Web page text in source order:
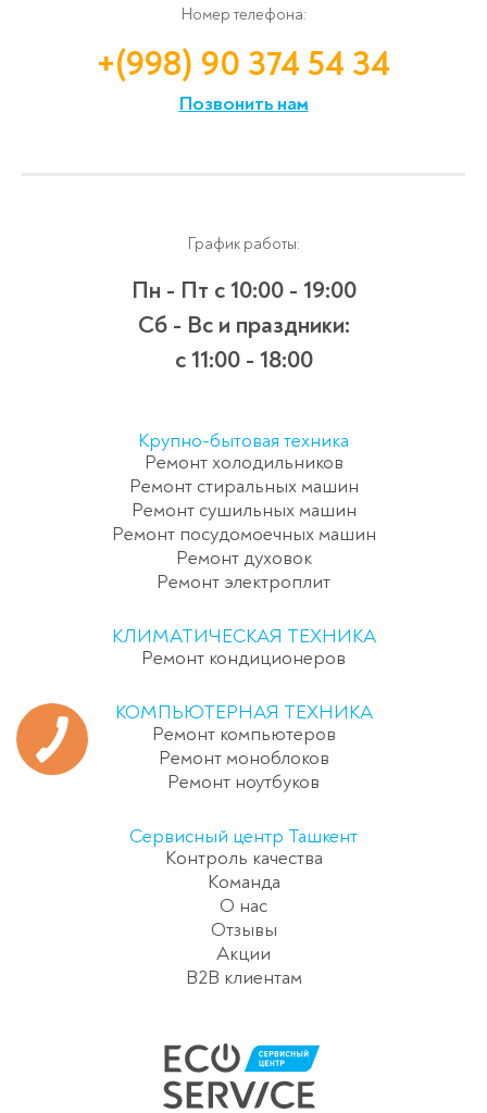
Номер телефона:
+(998) 90 374 54 34
Позвонить нам
График работы:
Пн - Пт с 10:00 - 19:00
Сб - Вс и праздники:
c 11:00 - 18:00
Крупно-бытовая техника
Ремонт холодильников
Ремонт стиральных машин
Ремонт сушильных машин
Ремонт посудомоечных машин
Ремонт духовок
Ремонт электроплит
КЛИМАТИЧЕСКАЯ ТЕХНИКА
Ремонт кондиционеров
КОМПЬЮТЕРНАЯ ТЕХНИКА
Ремонт компьютеров
Ремонт моноблоков
Ремонт ноутбуков
Сервисный центр Ташкент
Контроль качества
Команда
О нас
Отзывы
Акции
B2B клиентам